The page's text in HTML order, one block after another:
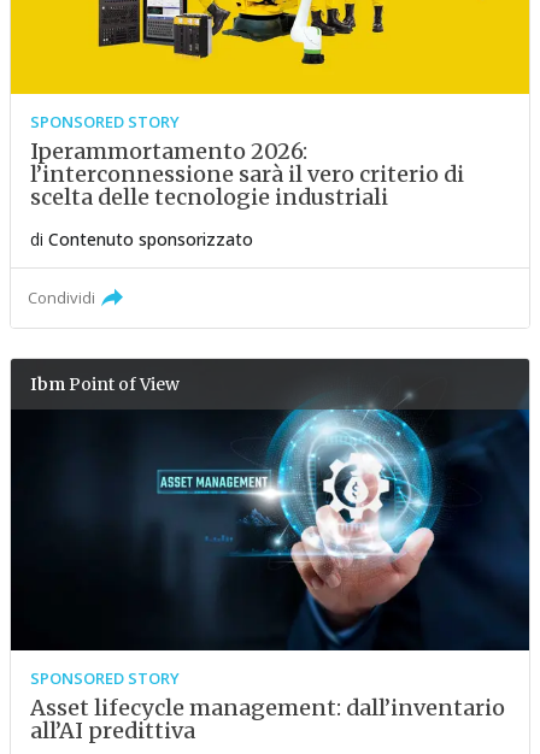
SPONSORED STORY
Iperammortamento 2026:
l’interconnessione sarà il vero criterio di
scelta delle tecnologie industriali
di Contenuto sponsorizzato
Condividi
IbmPoint of View
SPONSORED STORY
Asset lifecycle management: dall’inventario
all’AI predittiva